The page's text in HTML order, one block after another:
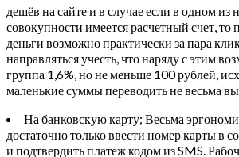
дешёв на сайте и в случае если в одном из
совокупности имеется расчетный счет, то
деньги возможно практически за пара
направляться учесть, что наряду с этим
группа 1,6%, но не меньше 100 рублей,
маленькие суммы переводить не весьма
На банковскую карту; Весьма
достаточно только ввести номер карты в
и подтвердить платеж кодом из SMS.